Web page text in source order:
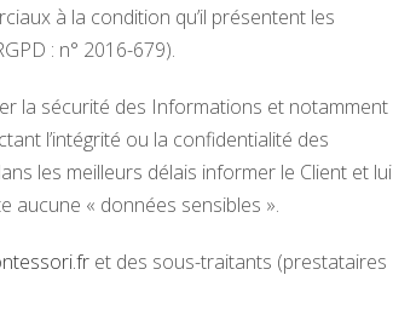
à la condition qu’il présentent les
: n° 2016-679).
la sécurité des Informations et notamment
l’intégrité ou la confidentialité des
les meilleurs délais informer le Client et lui
aucune « données sensibles ».
et des sous-traitants (prestataires